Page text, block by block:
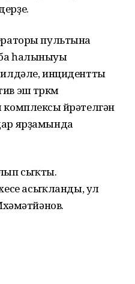
пультына
һалыныуы
инцидентты
эш төркөмө
өйрәтелгән
ярҙамында
сыҡты.
асыҡланды, ул